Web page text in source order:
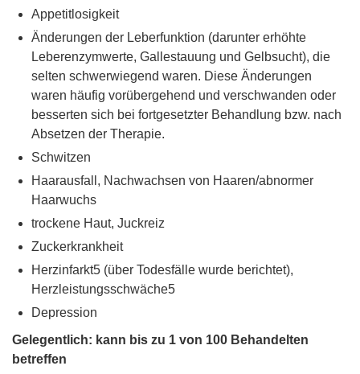
Appetitlosigkeit
Änderungen der Leberfunktion (darunter erhöhte
Leberenzymwerte, Gallestauung und Gelbsucht), die
selten schwerwiegend waren. Diese Änderungen
waren häufig vorübergehend und verschwanden oder
besserten sich bei fortgesetzter Behandlung bzw. nach
Absetzen der Therapie.
Schwitzen
Haarausfall, Nachwachsen von Haaren/abnormer
Haarwuchs
trockene Haut, Juckreiz
Zuckerkrankheit
Herzinfarkt5 (über Todesfälle wurde berichtet),
Herzleistungsschwäche5
Depression
Gelegentlich: kann bis zu 1 von 100 Behandelten
betreffen